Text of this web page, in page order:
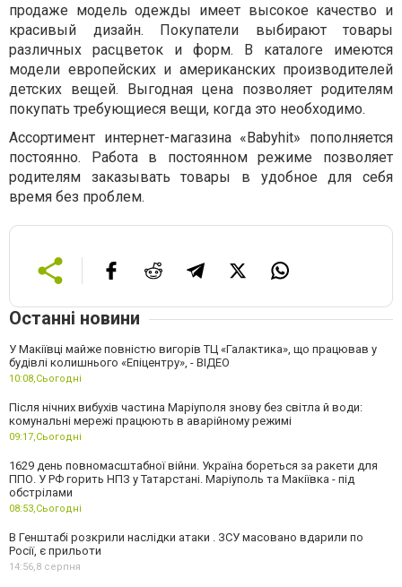
продаже модель одежды имеет высокое качество и
красивый дизайн. Покупатели выбирают товары
различных расцветок и форм. В каталоге имеются
модели европейских и американских производителей
детских вещей. Выгодная цена позволяет родителям
покупать требующиеся вещи, когда это необходимо.
Ассортимент интернет-магазина «Babyhit» пополняется
постоянно. Работа в постоянном режиме позволяет
родителям заказывать товары в удобное для себя
время без проблем.
Останні новини
У Макіївці майже повністю вигорів ТЦ «Галактика», що працював у
будівлі колишнього «Епіцентру», - ВІДЕО
10:08,Сьогодні
Після нічних вибухів частина Маріуполя знову без світла й води:
комунальні мережі працюють в аварійному режимі
09:17,Сьогодні
1629 день повномасштабної війни. Україна бореться за ракети для
ППО. У РФ горить НПЗ у Татарстані. Маріуполь та Макіївка - під
обстрілами
08:53,Сьогодні
В Генштабі розкрили наслідки атаки . ЗСУ масовано вдарили по
Росії, є прильоти
14:56,8 серпня